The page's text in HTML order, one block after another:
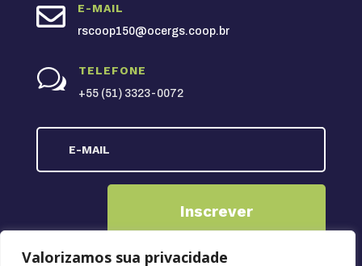
Valorizamos sua privacidade
 E-MAIL
rscoop150@ocergs.coop.br
w TELEFONE
+55 (51) 3323-0072
Inscrever